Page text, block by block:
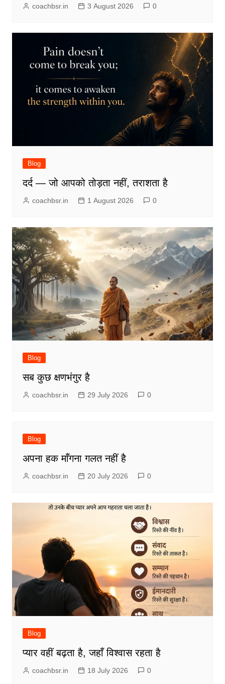
coachbsr.in 3 August 2026 0
Blog
दर्द — जो आपको तोड़ता नहीं, तराशता है
coachbsr.in 1 August 2026 0
Blog
सब कुछ क्षणभंगुर है
coachbsr.in 29 July 2026 0
Blog
अपना हक माँगना गलत नहीं है
coachbsr.in 20 July 2026 0
Blog
प्यार वहीं बढ़ता है, जहाँ विश्वास रहता है
coachbsr.in 18 July 2026 0